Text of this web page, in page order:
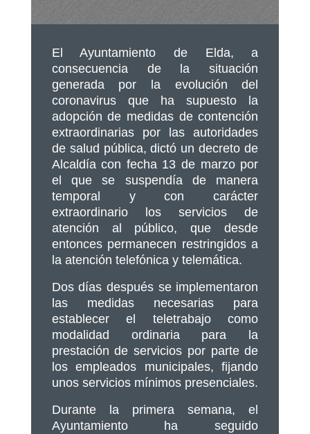
El Ayuntamiento de Elda, a
consecuencia de la situación
generada por la evolución del
coronavirus que ha supuesto la
adopción de medidas de contención
extraordinarias por las autoridades
de salud pública, dictó un decreto de
Alcaldía con fecha 13 de marzo por
el que se suspendía de manera
temporal y con carácter
extraordinario los servicios de
atención al público, que desde
entonces permanecen restringidos a
la atención telefónica y telemática.
Dos días después se implementaron
las medidas necesarias para
establecer el teletrabajo como
modalidad ordinaria para la
prestación de servicios por parte de
los empleados municipales, fijando
unos servicios mínimos presenciales.
Durante la primera semana, el
Ayuntamiento ha seguido